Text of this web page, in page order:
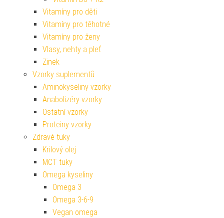
Vitamíny pro děti
Vitamíny pro těhotné
Vitamíny pro ženy
Vlasy, nehty a pleť
Zinek
Vzorky suplementů
Aminokyseliny vzorky
Anabolizéry vzorky
Ostatní vzorky
Proteiny vzorky
Zdravé tuky
Krilový olej
MCT tuky
Omega kyseliny
Omega 3
Omega 3-6-9
Vegan omega